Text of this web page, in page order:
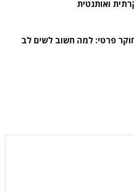
ואותנטית
פרטי: למה חשוב לשים לב